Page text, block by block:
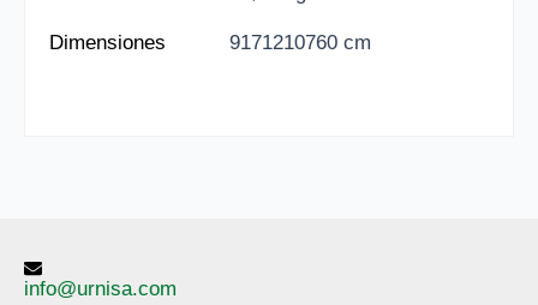
Dimensiones 9171210760 cm
info@urnisa.com